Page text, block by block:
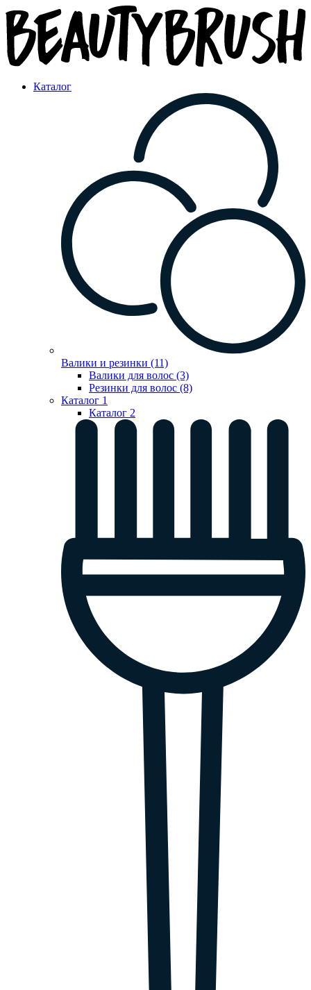
Каталог
Валики и резинки (11)
Валики для волос (3)
Резинки для волос (8)
Каталог 1
Каталог 2